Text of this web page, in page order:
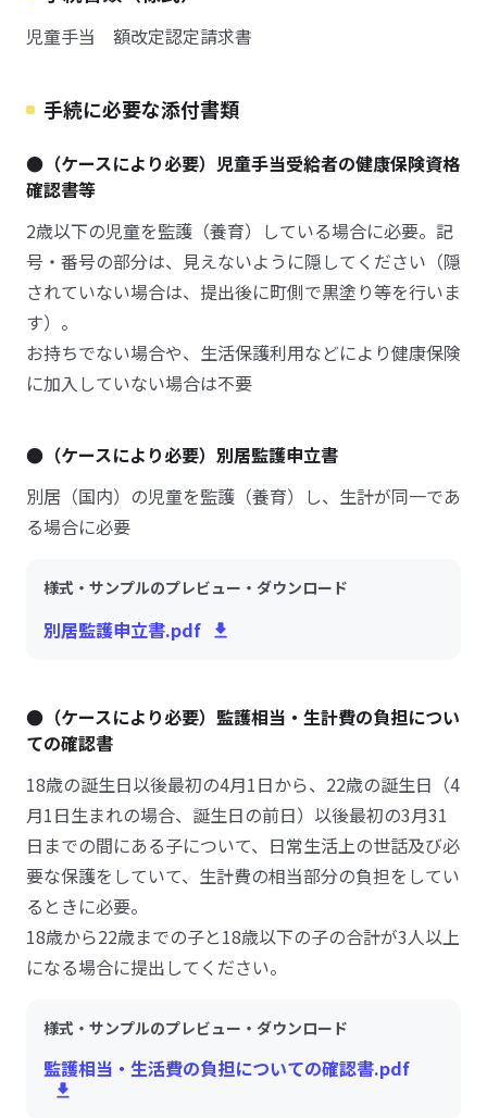
児童手当 額改定認定請求書
手続に必要な添付書類
●（ケースにより必要）児童手当受給者の健康保険資格
確認書等
2歳以下の児童を監護（養育）している場合に必要。記
号・番号の部分は、見えないように隠してください（隠
されていない場合は、提出後に町側で黒塗り等を行いま
す）。
お持ちでない場合や、生活保護利用などにより健康保険
に加入していない場合は不要
●（ケースにより必要）別居監護申立書
別居（国内）の児童を監護（養育）し、生計が同一であ
る場合に必要
様式・サンプルのプレビュー・ダウンロード
別居監護申立書.pdf
●（ケースにより必要）監護相当・生計費の負担につい
ての確認書
18歳の誕生日以後最初の4月1日から、22歳の誕生日（4
月1日生まれの場合、誕生日の前日）以後最初の3月31
日までの間にある子について、日常生活上の世話及び必
要な保護をしていて、生計費の相当部分の負担をしてい
るときに必要。
18歳から22歳までの子と18歳以下の子の合計が3人以上
になる場合に提出してください。
様式・サンプルのプレビュー・ダウンロード
監護相当・生活費の負担についての確認書.pdf